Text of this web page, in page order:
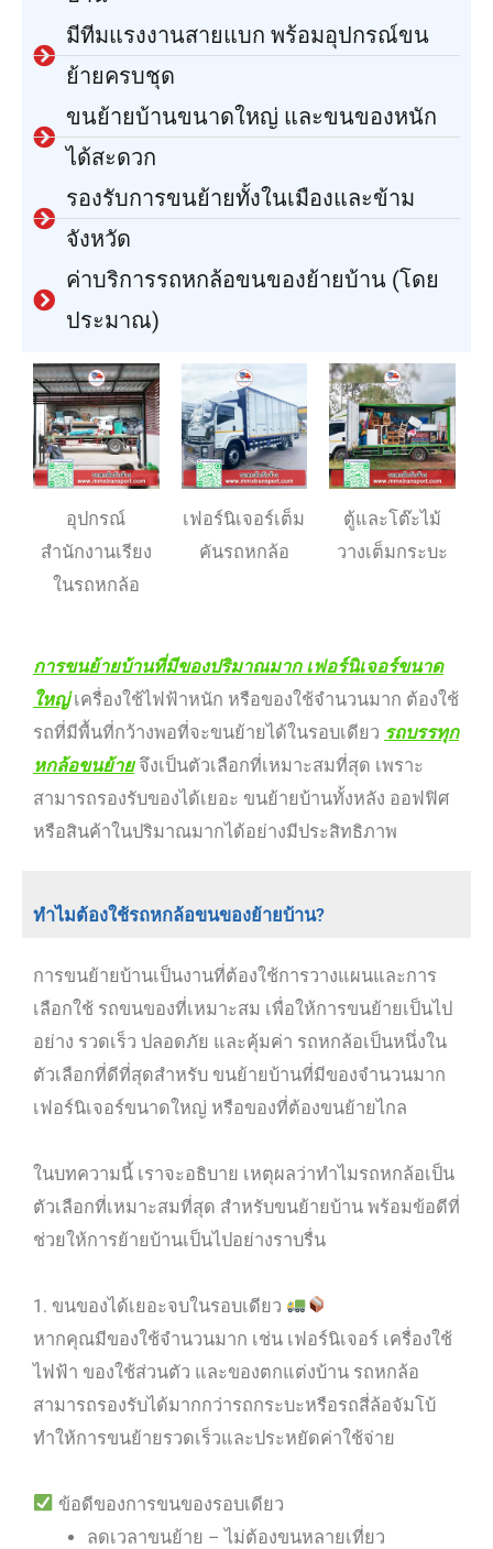
มีทีมแรงงานสายแบก พร้อมอุปกรณ์ขน
ย้ายครบชุด
ขนย้ายบ้านขนาดใหญ่ และขนของหนัก
ได้สะดวก
รองรับการขนย้ายทั้งในเมืองและข้าม
จังหวัด
ค่าบริการรถหกล้อขนของย้ายบ้าน (โดย
ประมาณ)
อุปกรณ์
สำนักงานเรียง
ในรถหกล้อ
เฟอร์นิเจอร์เต็ม
คันรถหกล้อ
ตู้และโต๊ะไม้
วางเต็มกระบะ
การขนย้ายบ้านที่มีของปริมาณมาก เฟอร์นิเจอร์ขนาด
ใหญ่เครื่องใช้ไฟฟ้าหนัก หรือของใช้จำนวนมาก ต้องใช้
รถที่มีพื้นที่กว้างพอที่จะขนย้ายได้ในรอบเดียว รถบรรทุก
หกล้อขนย้ายจึงเป็นตัวเลือกที่เหมาะสมที่สุด เพราะ
สามารถรองรับของได้เยอะ ขนย้ายบ้านทั้งหลัง ออฟฟิศ
หรือสินค้าในปริมาณมากได้อย่างมีประสิทธิภาพ
ทำไมต้องใช้รถหกล้อขนของย้ายบ้าน?
การขนย้ายบ้านเป็นงานที่ต้องใช้การวางแผนและการ
เลือกใช้ รถขนของที่เหมาะสม เพื่อให้การขนย้ายเป็นไป
อย่าง รวดเร็ว ปลอดภัย และคุ้มค่า รถหกล้อเป็นหนึ่งใน
ตัวเลือกที่ดีที่สุดสำหรับ ขนย้ายบ้านที่มีของจำนวนมาก
เฟอร์นิเจอร์ขนาดใหญ่ หรือของที่ต้องขนย้ายไกล
ในบทความนี้ เราจะอธิบาย เหตุผลว่าทำไมรถหกล้อเป็น
ตัวเลือกที่เหมาะสมที่สุด สำหรับขนย้ายบ้าน พร้อมข้อดีที่
ช่วยให้การย้ายบ้านเป็นไปอย่างราบรื่น
1. ขนของได้เยอะจบในรอบเดียว
หากคุณมีของใช้จำนวนมาก เช่น เฟอร์นิเจอร์ เครื่องใช้
ไฟฟ้า ของใช้ส่วนตัว และของตกแต่งบ้าน รถหกล้อ
สามารถรองรับได้มากกว่ารถกระบะหรือรถสี่ล้อจัมโบ้
ทำให้การขนย้ายรวดเร็วและประหยัดค่าใช้จ่าย
ข้อดีของการขนของรอบเดียว
ลดเวลาขนย้าย – ไม่ต้องขนหลายเที่ยว